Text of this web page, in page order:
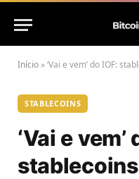
Início »‘Vai e vem’ do IOF: stablecoins
STABLECOINS
‘Vai e vem’